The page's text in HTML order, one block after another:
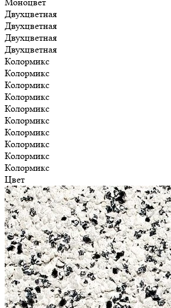
Двухцветная
Двухцветная
Двухцветная
Двухцветная
Колормикс
Колормикс
Колормикс
Колормикс
Колормикс
Колормикс
Колормикс
Колормикс
Колормикс
Колормикс
Цвет